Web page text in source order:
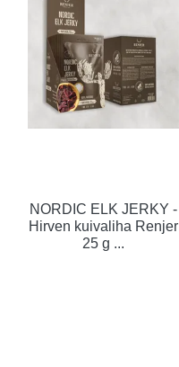
NORDIC ELK JERKY -
Hirven kuivaliha Renjer
25 g ...